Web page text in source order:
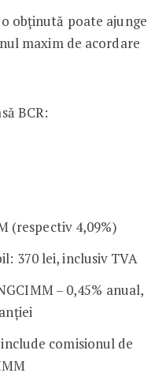
obținută poate ajunge
maxim de acordare
BCR:
(respectiv 4,09%)
370 lei, inclusiv TVA
– 0,45% anual,
comisionul de